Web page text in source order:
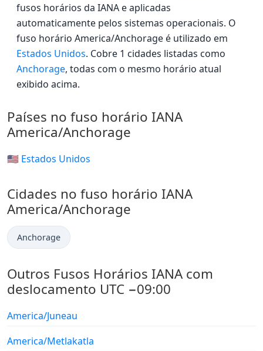
fusos horários da IANA e aplicadas
automaticamente pelos sistemas operacionais. O
fuso horário America/Anchorage é utilizado em
Estados Unidos. Cobre 1 cidades listadas como
Anchorage, todas com o mesmo horário atual
exibido acima.
Países no fuso horário IANA
America/Anchorage
🇺🇸 Estados Unidos
Cidades no fuso horário IANA
America/Anchorage
Anchorage
Outros Fusos Horários IANA com
deslocamento UTC −09:00
America/Juneau
America/Metlakatla